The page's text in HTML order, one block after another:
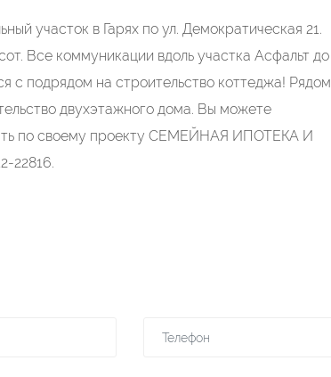
участок в Гарях по ул. Демократическая 21.
Все коммуникации вдоль участка Асфальт до
с подрядом на строительство коттеджа! Рядом
двухэтажного дома. Вы можете
по своему проекту СЕМЕЙНАЯ ИПОТЕКА И
22816.